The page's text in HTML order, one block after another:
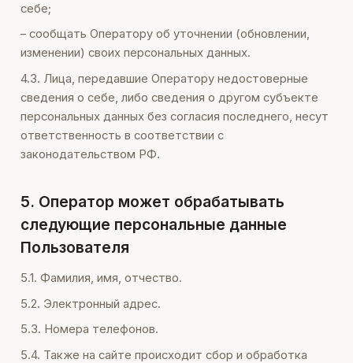
себе;
– сообщать Оператору об уточнении (обновлении,
изменении) своих персональных данных.
4.3. Лица, передавшие Оператору недостоверные
сведения о себе, либо сведения о другом субъекте
персональных данных без согласия последнего, несут
ответственность в соответствии с
законодательством РФ.
5. Оператор может обрабатывать
следующие персональные данные
Пользователя
5.1. Фамилия, имя, отчество.
5.2. Электронный адрес.
5.3. Номера телефонов.
5.4. Также на сайте происходит сбор и обработка